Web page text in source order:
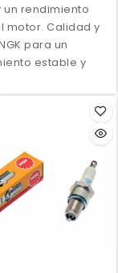
un rendimiento
motor. Calidad y
para un
estable y